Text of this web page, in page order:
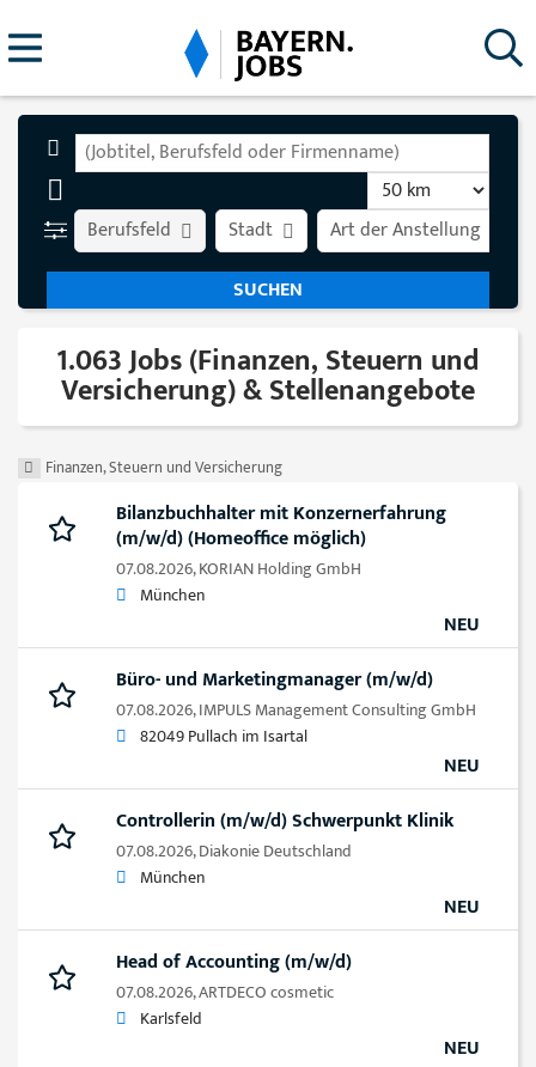
Stadt Art der Anstellung
Berufsfeld
1.063 Jobs (Finanzen, Steuern und
Versicherung) & Stellenangebote
Finanzen, Steuern und Versicherung
Bilanzbuchhalter mit Konzernerfahrung
(m/w/d) (Homeoffice möglich)
07.08.2026,KORIAN Holding GmbH
München
NEU
Büro- und Marketingmanager (m/w/d)
07.08.2026,IMPULS Management Consulting GmbH
82049 Pullach im Isartal
NEU
Controllerin (m/w/d) Schwerpunkt Klinik
07.08.2026,Diakonie Deutschland
München
NEU
Head of Accounting (m/w/d)
07.08.2026,ARTDECO cosmetic
Karlsfeld
NEU